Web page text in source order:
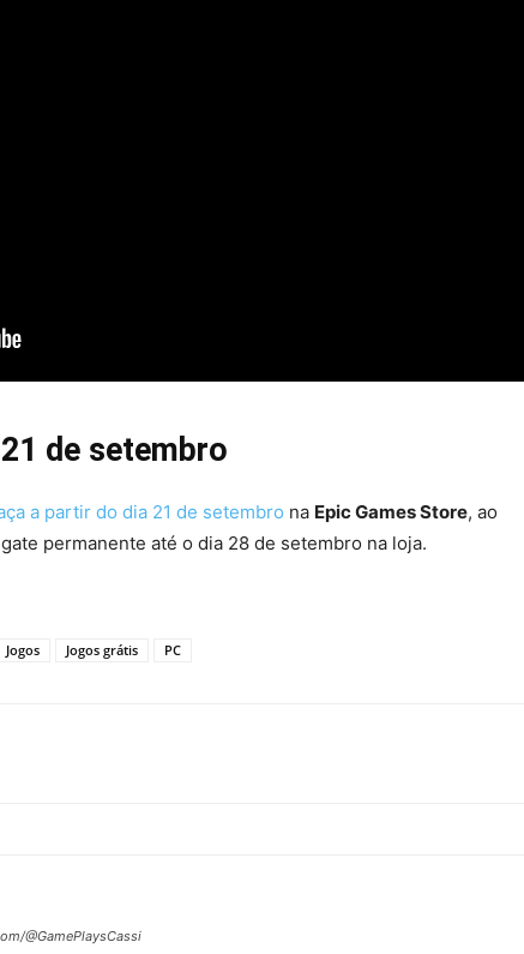
de setembro
a partir do dia 21 de setembro na Epic Games Store, ao
permanente até o dia 28 de setembro na loja.
Jogos Jogos grátis PC
@GamePlaysCassi